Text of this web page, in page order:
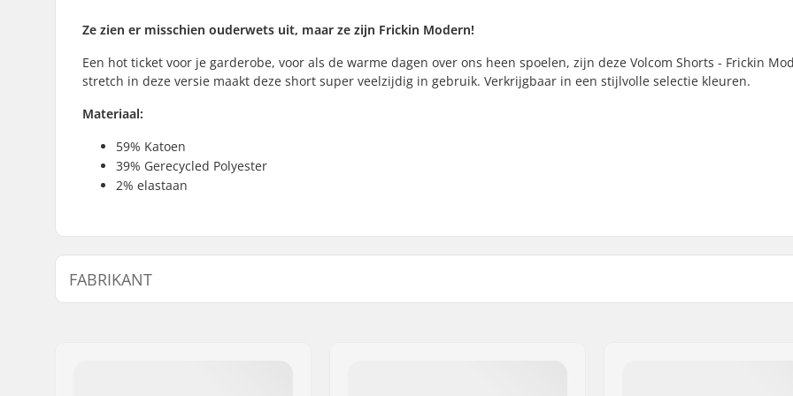
Ze zien er misschien ouderwets uit, maar ze zijn Frickin Modern!
Een hot ticket voor je garderobe, voor als de warme dagen over ons heen spoelen, zijn deze Volcom Shorts - Frickin
stretch in deze versie maakt deze short super veelzijdig in gebruik. Verkrijgbaar in een stijlvolle selectie kleuren.
Materiaal:
59% Katoen
39% Gerecycled Polyester
2% elastaan
FABRIKANT